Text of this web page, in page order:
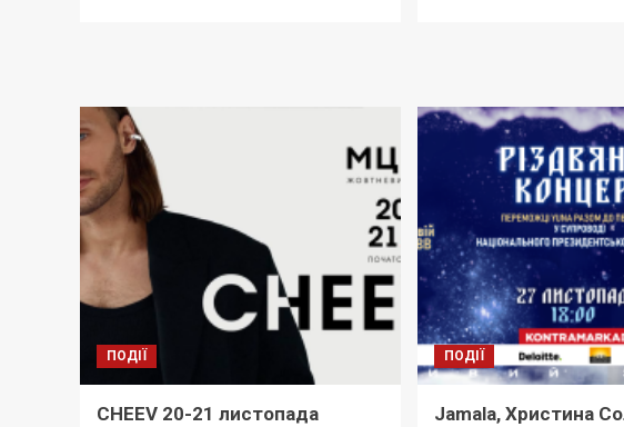
ПОДІЇ
CHEEV 20-21 листопада
ПОДІЇ
Jamala, Христина